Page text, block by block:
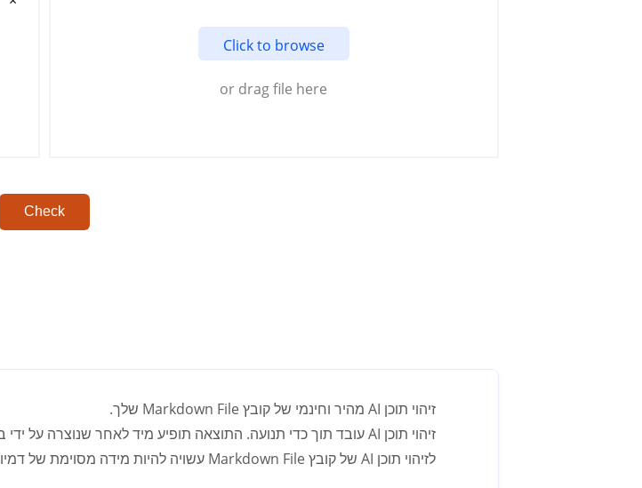
Click to browse
or drag file here
Check
זיהוי תוכן AI מהיר וחינמי של קובץ Markdown File שלך.
זיהוי תוכן AI עובד תוך כדי תנועה. התוצאה תופיע מיד לאחר שנוצרה על ידי בינה מלאכותית.
לזיהוי תוכן AI של קובץ Markdown File עשויה להיות מידה מסוימת של דמיון. ניתן להתאים אישית את הדמיון.